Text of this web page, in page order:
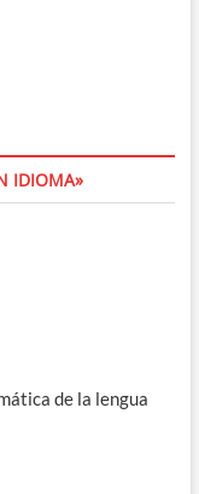
IDIOMA»
de la lengua